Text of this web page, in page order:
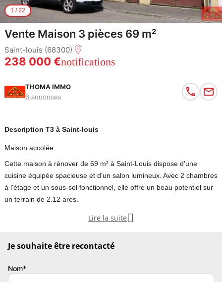
1 /22
Vente Maison 3 pièces 69 m²
Saint-louis (68300)
238 000 €notifications
THOMA IMMO
6 annonces
Description T3 à Saint-louis
Maison accolée
Cette maison à rénover de 69 m² à Saint-Louis dispose d'une
cuisine équipée spacieuse et d'un salon lumineux. Avec 2 chambres
à l'étage et un sous-sol fonctionnel, elle offre un beau potentiel sur
un terrain de 2.12 ares.
accueillir un coin repas et avec accès au sous-sol.
Lire la suite
Je souhaite être recontacté
Nom*